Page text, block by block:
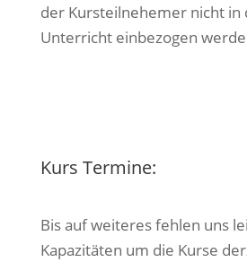
der Kursteilnehemer nicht in
Unterricht einbezogen
Kurs Termine:
Bis auf weiteres fehlen uns
Kapazitäten um die Kurse